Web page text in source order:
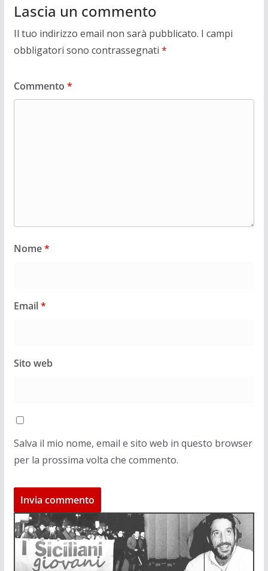
Lascia un commento
Il tuo indirizzo email non sarà pubblicato. I campi
obbligatori sono contrassegnati *
Commento *
Nome*
Email*
Sito web
Salva il mio nome, email e sito web in questo browser
per la prossima volta che commento.